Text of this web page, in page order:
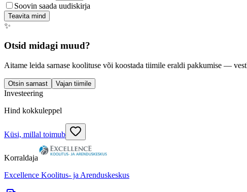
Soovin saada uudiskirja
Teavita mind
✨
Otsid midagi muud?
Aitame leida sarnase koolituse või koostada tiimile eraldi pakkumise —
Otsin sarnast Vajan tiimile
Investeering
Hind kokkuleppel
Küsi, millal toimub
Korraldaja
Excellence Koolitus- ja Arenduskeskus